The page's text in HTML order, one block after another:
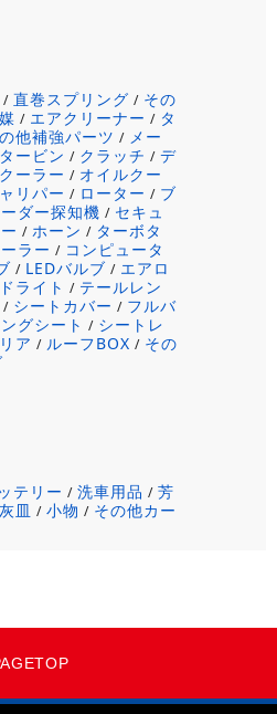
/ 直巻スプリング / その
/ エアクリーナー / タ
他補強パーツ / メー
タービン / クラッチ / デ
ーラー / オイルクー
リパー / ローター / ブ
ダー探知機 / セキュ
/ ホーン / ターボタ
ラー / コンピュータ
/ LEDバルブ / エアロ
ライト / テールレン
/ シートカバー / フルバ
グシート / シートレ
ア / ルーフBOX / その
テリー / 洗車用品 / 芳
灰皿 / 小物 / その他カー